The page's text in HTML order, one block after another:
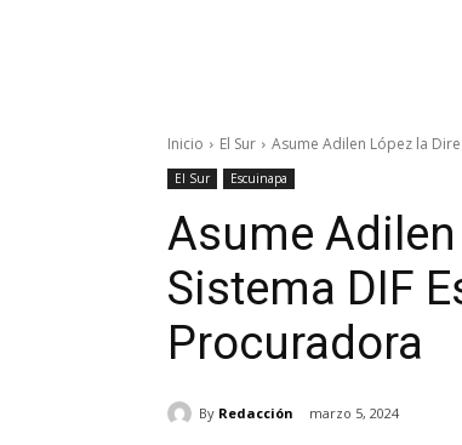
Inicio El Sur Asume Adilen López la
El Sur Escuinapa
Asume
Sistema DIF
Procuradora
By Redacción marzo 5, 2024